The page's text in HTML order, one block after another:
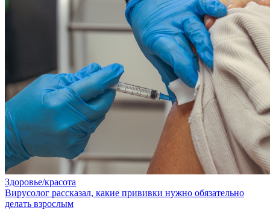
Здоровье/красота
Вирусолог рассказал, какие прививки нужно обязательно
делать взрослым